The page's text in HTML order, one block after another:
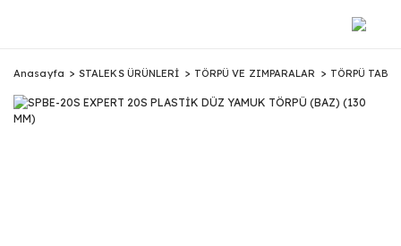
Anasayfa STALEKS ÜRÜNLERİ TÖRPÜ VE ZIMPARALAR TÖRPÜ